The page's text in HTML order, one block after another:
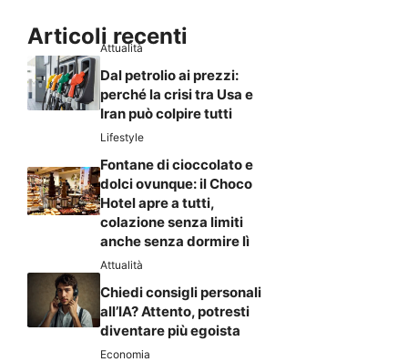
Articoli recenti
Attualità
Dal petrolio ai prezzi:
perché la crisi tra Usa e
Iran può colpire tutti
Lifestyle
Fontane di cioccolato e
dolci ovunque: il Choco
Hotel apre a tutti,
colazione senza limiti
anche senza dormire lì
Attualità
Chiedi consigli personali
all’IA? Attento, potresti
diventare più egoista
Economia